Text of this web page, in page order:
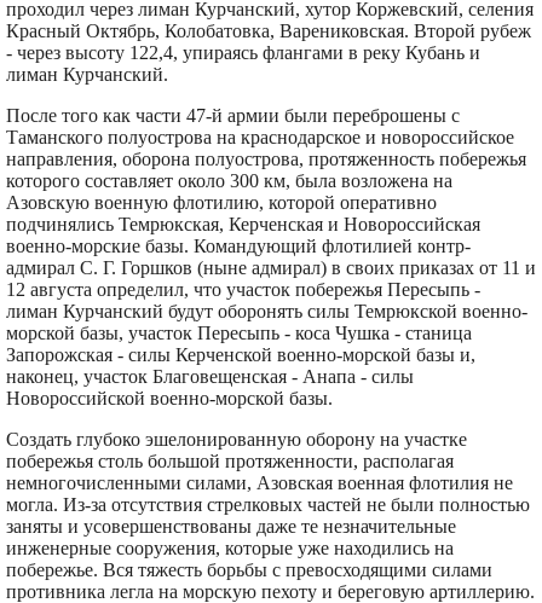
проходил через лиман Курчанский, хутор Коржевский, селения
Красный Октябрь, Колобатовка, Варениковская. Второй рубеж
- через высоту 122,4, упираясь флангами в реку Кубань и
лиман Курчанский.
После того как части 47-й армии были переброшены с
Таманского полуострова на краснодарское и новороссийское
направления, оборона полуострова, протяженность побережья
которого составляет около 300 км, была возложена на
Азовскую военную флотилию, которой оперативно
подчинялись Темрюкская, Керченская и Новороссийская
военно-морские базы. Командующий флотилией контр-
адмирал С. Г. Горшков (ныне адмирал) в своих приказах от 11 и
12 августа определил, что участок побережья Пересыпь -
лиман Курчанский будут оборонять силы Темрюкской военно-
морской базы, участок Пересыпь - коса Чушка - станица
Запорожская - силы Керченской военно-морской базы и,
наконец, участок Благовещенская - Анапа - силы
Новороссийской военно-морской базы.
Создать глубоко эшелонированную оборону на участке
побережья столь большой протяженности, располагая
немногочисленными силами, Азовская военная флотилия не
могла. Из-за отсутствия стрелковых частей не были полностью
заняты и усовершенствованы даже те незначительные
инженерные сооружения, которые уже находились на
побережье. Вся тяжесть борьбы с превосходящими силами
противника легла на морскую пехоту и береговую артиллерию.